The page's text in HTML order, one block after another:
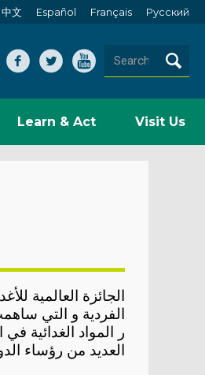
中文 Español Français Pусский
Learn & Act Visit Us
الجائزة العالمية
الفردية و التي
ر المواد الغدائية
العديد من رؤساء